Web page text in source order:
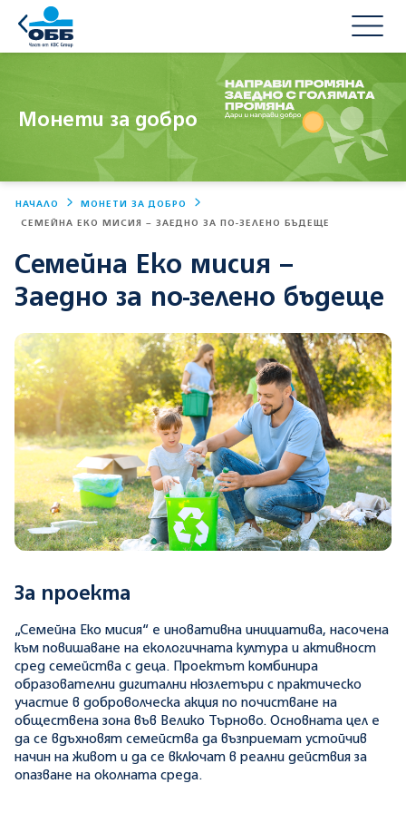
Монети за добро
НАЧАЛО МОНЕТИ ЗА ДОБРО
СЕМЕЙНА ЕКО МИСИЯ – ЗАЕДНО ЗА ПО-ЗЕЛЕНО БЪДЕЩЕ
Семейна Еко мисия –
Заедно за по-зелено бъдеще
За проекта
„Семейна Еко мисия“ е иновативна инициатива, насочена
към повишаване на екологичната култура и активност
сред семейства с деца. Проектът комбинира
образователни дигитални нюзлетъри с практическо
участие в доброволческа акция по почистване на
обществена зона във Велико Търново. Основната цел е
да се вдъхновят семейства да възприемат устойчив
начин на живот и да се включат в реални действия за
опазване на околната среда.